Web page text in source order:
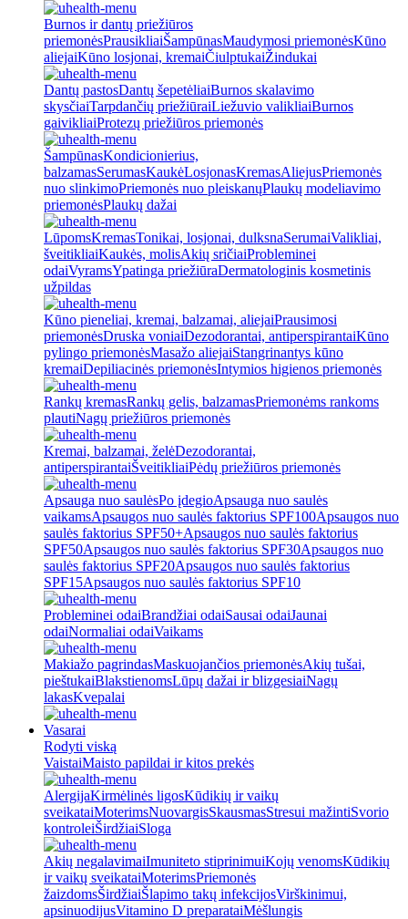
Burnos ir dantų priežiūros
priemonėsPrausikliaiŠampūnasMaudymosi priemonėsKūno
aliejaiKūno losjonai, kremaiČiulptukaiŽindukai
Dantų pastosDantų šepetėliaiBurnos skalavimo
skysčiaiTarpdančių priežiūraiLiežuvio valikliaiBurnos
gaivikliaiProtezų priežiūros priemonės
ŠampūnasKondicionierius,
balzamasSerumasKaukėLosjonasKremasAliejusPriemonės
nuo slinkimoPriemonės nuo pleiskanųPlaukų modeliavimo
priemonėsPlaukų dažai
LūpomsKremasTonikai, losjonai, dulksnaSerumaiValikliai,
šveitikliaiKaukės, molisAkių sričiaiProbleminei
odaiVyramsYpatinga priežiūraDermatologinis kosmetinis
užpildas
Kūno pieneliai, kremai, balzamai, aliejaiPrausimosi
priemonėsDruska voniaiDezodorantai, antiperspirantaiKūno
pylingo priemonėsMasažo aliejaiStangrinantys kūno
kremaiDepiliacinės priemonėsIntymios higienos priemonės
Rankų kremasRankų gelis, balzamasPriemonėms rankoms
plautiNagų priežiūros priemonės
Kremai, balzamai, želėDezodorantai,
antiperspirantaiŠveitikliaiPėdų priežiūros priemonės
Apsauga nuo saulėsPo įdegioApsauga nuo saulės
vaikamsApsaugos nuo saulės faktorius SPF100Apsaugos nuo
saulės faktorius SPF50+Apsaugos nuo saulės faktorius
SPF50Apsaugos nuo saulės faktorius SPF30Apsaugos nuo
saulės faktorius SPF20Apsaugos nuo saulės faktorius
SPF15Apsaugos nuo saulės faktorius SPF10
Probleminei odaiBrandžiai odaiSausai odaiJaunai
odaiNormaliai odaiVaikams
Makiažo pagrindasMaskuojančios priemonėsAkių tušai,
pieštukaiBlakstienomsLūpų dažai ir blizgesiaiNagų
lakasKvepalai
Vasarai
Rodyti viską
VaistaiMaisto papildai ir kitos prekės
AlergijaKirmėlinės ligosKūdikių ir vaikų
sveikataiMoterimsNuovargisSkausmasStresui mažintiSvorio
kontroleiŠirdžiaiSloga
Akių negalavimaiImuniteto stiprinimuiKojų venomsKūdikių
ir vaikų sveikataiMoterimsPriemonės
žaizdomsŠirdžiaiŠlapimo takų infekcijosVirškinimui,
apsinuodijusVitamino D preparataiMėšlungis